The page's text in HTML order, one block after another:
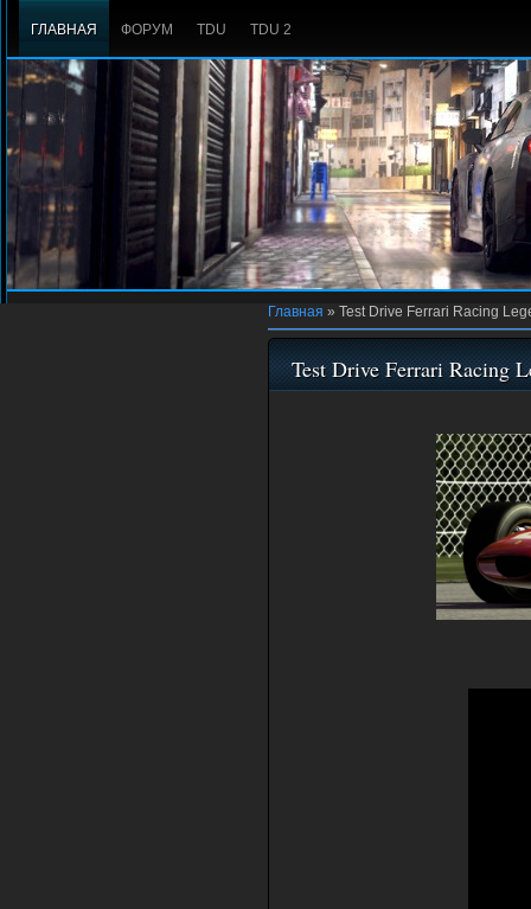
ГЛАВНАЯ ФОРУМ TDU TDU 2
Главная » Test Drive Ferrari Racing
Test Drive Ferrari Racing